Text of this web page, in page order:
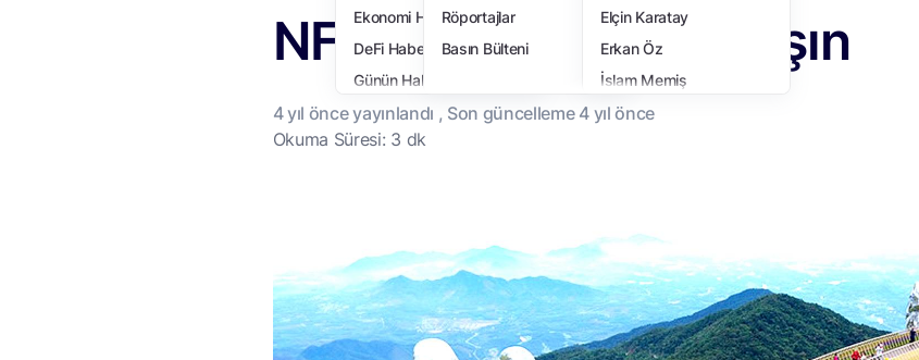
Ekonomi Haberleri
DeFi Haberleri
Günün Haberleri
Teknoloji Haberleri
NFT Haberleri
Röportajlar
Basın Bülteni
Elçin Karatay
Erkan Öz
İslam Memiş
İsmail Hakkı Polat
Yasemin Türkoğlu
NFT Köprüleriyle Tanışın
4 yıl önce yayınlandı , Son güncelleme4 yılönce
Okuma Süresi: 3 dk